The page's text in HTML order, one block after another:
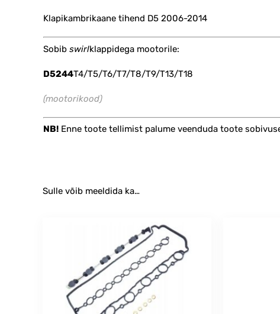
Klapikambrikaane tihend D5 2006-2014
Sobib swirlklappidega mootorile:
D5244T4/T5/T6/T7/T8/T9/T13/T18
(mootorikood)
NB! Enne toote tellimist palume veenduda toote
Sulle võib meeldida ka…